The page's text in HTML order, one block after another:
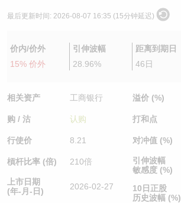
最后更新时间: 2026-08-07 16:35 (15分钟延迟)
价内/价外
15% 价外
引伸波幅
28.96%
距离到期日
46日
相关资产 工商银行
购 / 沽 认购
行使价 8.21
槓杆比率 (倍) 210倍
上市日期
(年-月-日)
2026-02-27
溢价 (%)
打和点
对冲值 (%)
引伸波幅
敏感度 (%)
10日正股
历史波幅 (%)